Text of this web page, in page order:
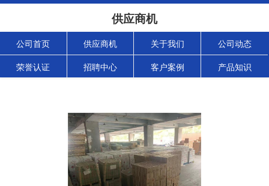
供应商机
公司首页 供应商机 关于我们 公司动态
荣誉认证 招聘中心 客户案例 产品知识